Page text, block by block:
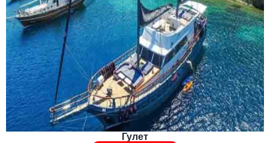
Гулет